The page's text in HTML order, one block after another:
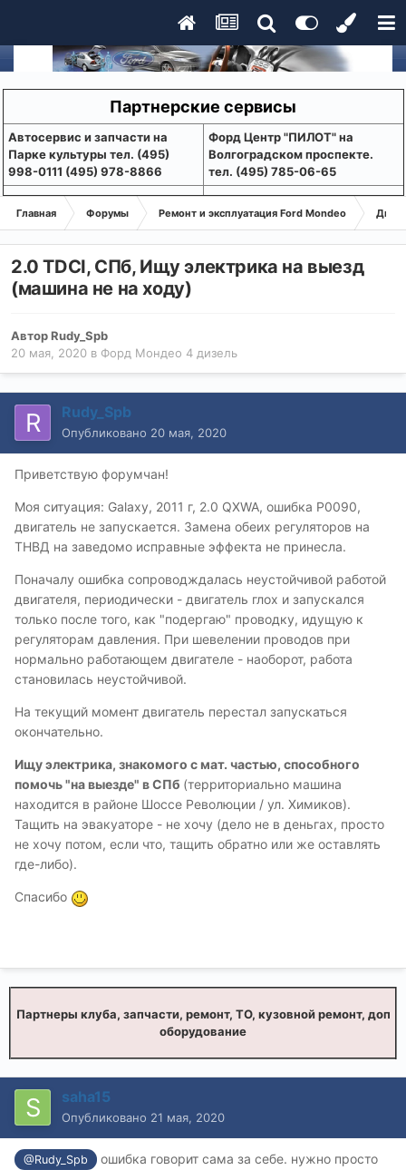
Партнерские сервисы
Aвтосервис и запчасти на
Парке культуры тел. (495)
998-0111 (495) 978-8866
Форд Центр "ПИЛОТ" на
Волгоградском проспекте.
тел. (495) 785-06-65
Главная Форумы Ремонт и эксплуатация Ford Mondeo
2.0 TDCI, СПб, Ищу электрика на выезд
(машина не на ходу)
АвторRudy_Spb
20 мая, 2020 в Форд Мондео 4 дизель
Rudy_Spb
Опубликовано 20 мая, 2020
Приветствую форумчан!
Моя ситуация: Galaxy, 2011 г, 2.0 QXWA, ошибка P0090,
двигатель не запускается. Замена обеих регуляторов на
ТНВД на заведомо исправные эффекта не принесла.
Поначалу ошибка сопроводждалась неустойчивой работой
двигателя, периодически - двигатель глох и запускался
только после того, как "подергаю" проводку, идущую к
регуляторам давления. При шевелении проводов при
нормально работающем двигателе - наоборот, работа
становилась неустойчивой.
На текущий момент двигатель перестал запускаться
окончательно.
Ищу электрика, знакомого с мат. частью, способного
помочь "на выезде" в СПб (территориально машина
находится в районе Шоссе Революции / ул. Химиков).
Тащить на эвакуаторе - не хочу (дело не в деньгах, просто
не хочу потом, если что, тащить обратно или же оставлять
где-либо).
Спасибо
Партнеры клуба, запчасти, ремонт, ТО, кузовной ремонт, доп
оборудование
saha15
Опубликовано 21 мая, 2020
@Rudy_Spb
ошибка говорит сама за себе. нужно просто